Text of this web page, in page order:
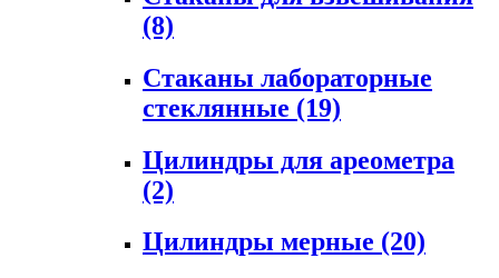
(8)
Стаканы лабораторные
стеклянные (19)
Цилиндры для ареометра
(2)
Цилиндры мерные (20)